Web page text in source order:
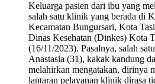
Keluarga pasien dari ibu yang
salah satu klinik yang berada di
Kecamatan Bungursari, Kota
Dinas Kesehatan (Dinkes) Kota
(16/11/2023). Pasalnya, salah
Anastasia (31), kakak kandung
melahirkan mengatakan, dirinya
lantaran pelayanan klinik dirasa